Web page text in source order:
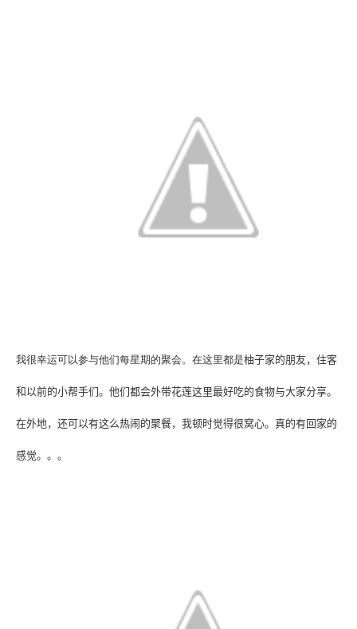
我很幸运可以参与他们每星期的聚会。在这里都是柚子家的朋友，住客
和以前的小帮手们。他们都会外带花莲这里最好吃的食物与大家分享。
在外地，还可以有这么热闹的聚餐，我顿时觉得很窝心。真的有回家的
感觉。。。